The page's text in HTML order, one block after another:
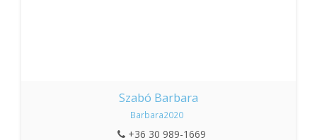
Szabó Barbara
Barbara2020
+36 30 989-1669